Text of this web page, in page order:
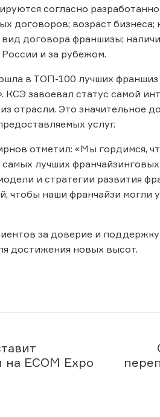
согласно
договоров; возраст
договора франшизы;
и за рубежом.
в ТОП-100 лучших франшиз
КСЭ завоевал статус самой
отрасли. Это значительное
услуг.
отметил: «Мы гордимся,
лучших
и стратегии развития
наши франчайзи могли
за доверие и
достижения новых высот.
ECOM Expo